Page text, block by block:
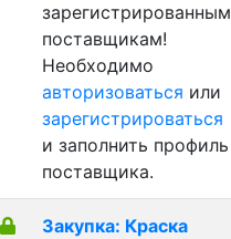
зарегистрированным
поставщикам!
Необходимо
авторизоваться или
зарегистрироваться
и заполнить профиль
поставщика.
Закупка: Краска